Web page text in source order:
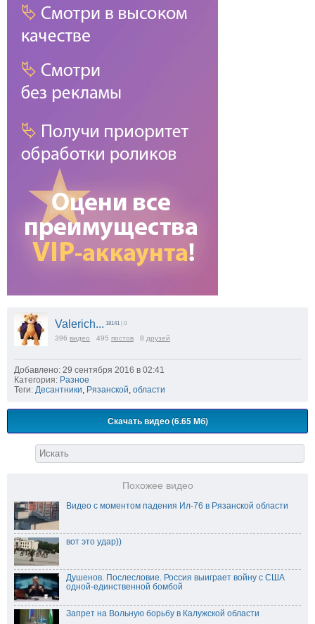
Valerich... 18141 | 0
396 видео 495 постов 8 друзей
Добавлено: 29 сентября 2016 в 02:41
Категория: Разное
Теги: Десантники, Рязанской, области
Скачать видео (6.65 Мб)
Похожее видео
Видео с моментом падения Ил-76 в Рязанской области
вот это удар))
Душенов. Послесловие. Россия выиграет войну с США
одной-единственной бомбой
Запрет на Вольную борьбу в Калужской области